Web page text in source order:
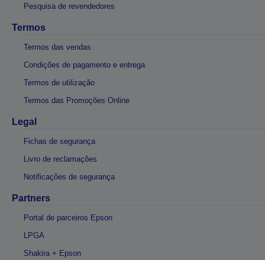
Pesquisa de revendedores
Termos
Termos das vendas
Condições de pagamento e entrega
Termos de utilização
Termos das Promoções Online
Legal
Fichas de segurança
Livro de reclamações
Notificações de segurança
Partners
Portal de parceiros Epson
LPGA
Shakira + Epson